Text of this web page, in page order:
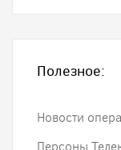
Полезное:
Новости
Персоны